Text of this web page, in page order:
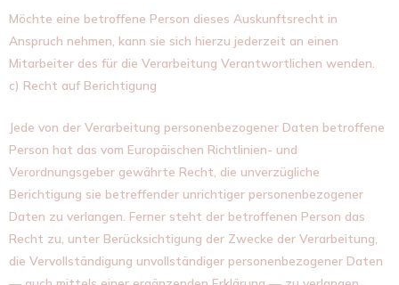
Möchte eine betroffene Person dieses Auskunftsrecht in
Anspruch nehmen, kann sie sich hierzu jederzeit an einen
Mitarbeiter des für die Verarbeitung Verantwortlichen wenden.
c) Recht auf Berichtigung
Jede von der Verarbeitung personenbezogener Daten betroffene
Person hat das vom Europäischen Richtlinien- und
Verordnungsgeber gewährte Recht, die unverzügliche
Berichtigung sie betreffender unrichtiger personenbezogener
Daten zu verlangen. Ferner steht der betroffenen Person das
Recht zu, unter Berücksichtigung der Zwecke der Verarbeitung,
die Vervollständigung unvollständiger personenbezogener Daten